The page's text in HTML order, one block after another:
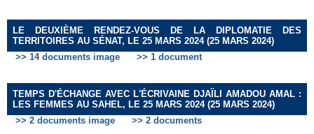
LE DEUXIÈME RENDEZ-VOUS DE LA DIPLOMATIE DES
TERRITOIRES AU SÉNAT, LE 25 MARS 2024 (25 MARS 2024)
>> 14 documents image
>> 1 document
TEMPS D'ÉCHANGE AVEC L'ÉCRIVAINE DJAÏLI AMADOU AMAL :
LES FEMMES AU SAHEL, LE 25 MARS 2024 (25 MARS 2024)
>> 2 documents image
>> 2 documents